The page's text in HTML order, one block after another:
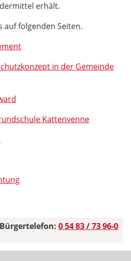
erhält.
auf folgenden Seiten.
in der Gemeinde
Kattenvenne
0 54 83 / 73 96-0